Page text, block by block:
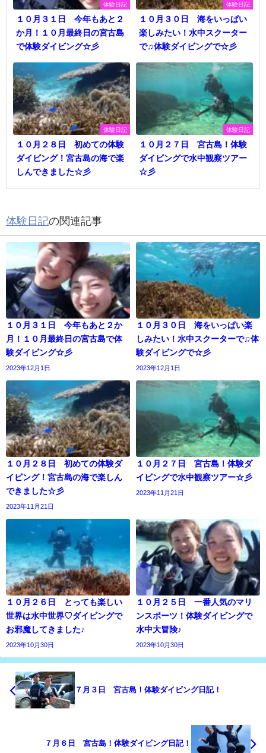
体験日記
１０月３１日 今年もあと２
か月！１０月最終日の宮古島
で体験ダイビング☆彡
体験日記
１０月３０日 海をいっぱい
楽しみたい！水中スクーター
で♫体験ダイビングで☆彡
体験日記
１０月２８日 初めての体験
ダイビング！宮古島の海で楽
しんできました☆彡
体験日記
１０月２７日 宮古島！体験
ダイビングで水中観察ツアー
☆彡
体験日記の関連記事
１０月３１日 今年もあと２か
月！１０月最終日の宮古島で体
験ダイビング☆彡
2023年12月1日
１０月３０日 海をいっぱい楽
しみたい！水中スクーターで♫体
験ダイビングで☆彡
2023年12月1日
１０月２８日 初めての体験ダ
イビング！宮古島の海で楽しん
できました☆彡
2023年11月21日
１０月２７日 宮古島！体験ダ
イビングで水中観察ツアー☆彡
2023年11月21日
１０月２６日 とっても楽しい
世界は水中世界♡ダイビングで
お邪魔してきました♪
2023年10月30日
１０月２５日 一番人気のマリ
ンスポーツ！体験ダイビングで
水中大冒険♪
2023年10月30日
７月３日 宮古島！体験ダイビング日記！
７月６日 宮古島！体験ダイビング日記！